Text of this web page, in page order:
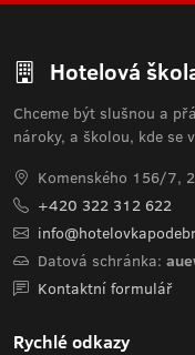
Hotelová
Chceme být slušnou a
nároky, a školou, kde se
Komenského 156/7,
+420 322 312 622
Datová schránka:
Kontaktní formulář
Rychlé odkazy